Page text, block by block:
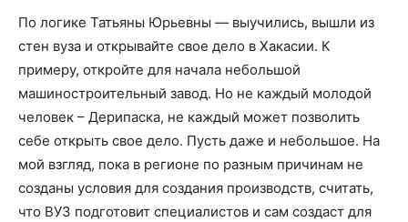
По логике Татьяны Юрьевны — выучились, вышли из
стен вуза и открывайте свое дело в Хакасии. К
примеру, откройте для начала небольшой
машиностроительный завод. Но не каждый молодой
человек – Дерипаска, не каждый может позволить
себе открыть свое дело. Пусть даже и небольшое. На
мой взгляд, пока в регионе по разным причинам не
созданы условия для создания производств, считать,
что ВУЗ подготовит специалистов и сам создаст для